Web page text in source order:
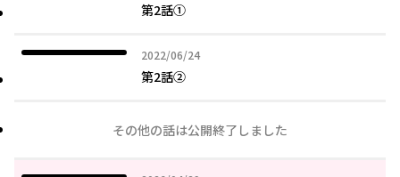
第2話①
2022/06/24
2022年06月24日
第2話②
その他の話は公開終了しました